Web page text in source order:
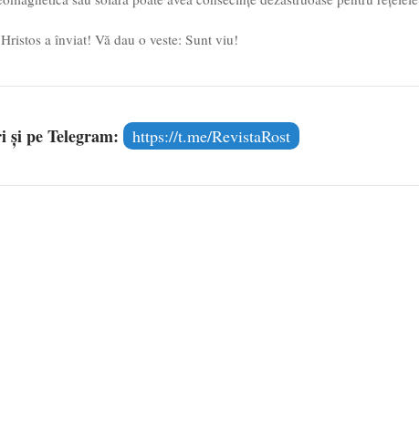
a înviat! Vă dau o veste: Sunt viu!
pe Telegram: https://t.me/RevistaRost